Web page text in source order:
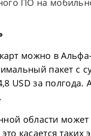
ПО на
можно в
пакет с
USD за
области
касается таких